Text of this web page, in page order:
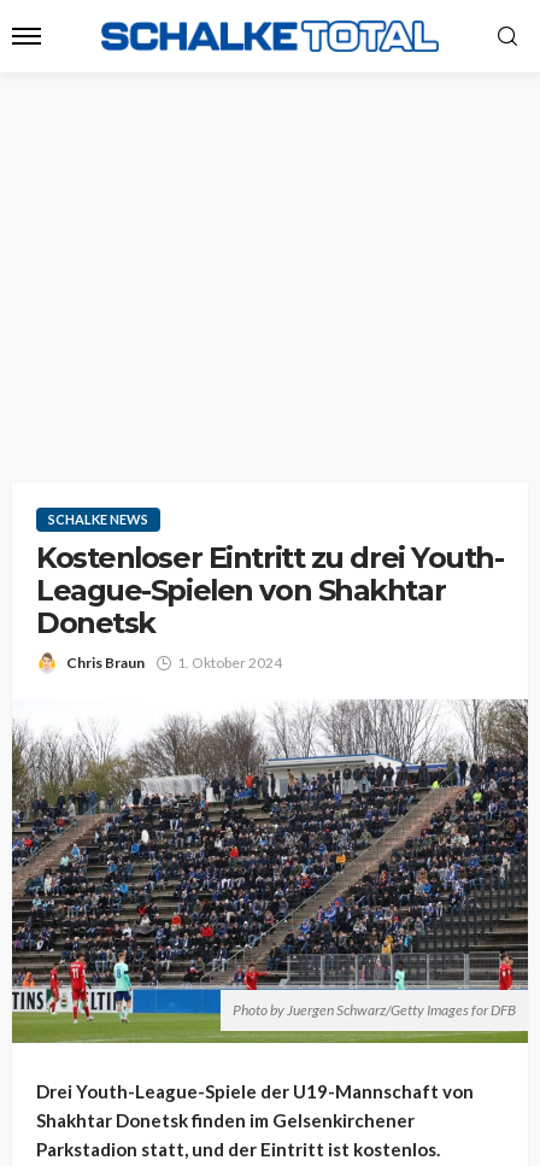
SCHALKE NEWS
Kostenloser Eintritt zu drei Youth-
League-Spielen von Shakhtar
Donetsk
Chris Braun 1. Oktober 2024
Photo by Juergen Schwarz/Getty Images for DFB
Drei Youth-League-Spiele der U19-Mannschaft von
Shakhtar Donetsk finden im Gelsenkirchener
Parkstadion statt, und der Eintritt ist kostenlos.